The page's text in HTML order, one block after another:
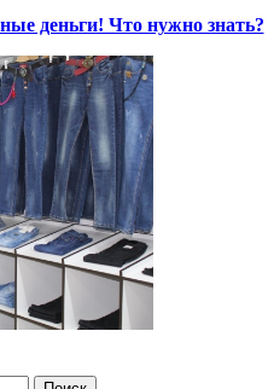
деньги! Что нужно знать?